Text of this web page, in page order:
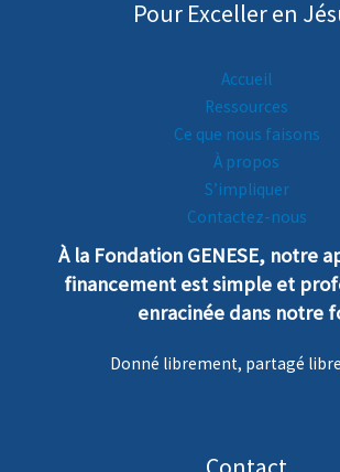
Pour Exceller en
Accueil
Ressources
Ce que nous faisons
À propos
S’impliquer
Contactez-nous
À la Fondation GENESE, notre a
financement est simple et
enracinée dans notre
Donné librement, partagé